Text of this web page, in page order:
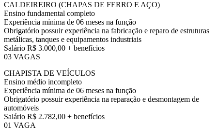
CALDEIREIRO (CHAPAS DE FERRO E AÇO)
Ensino fundamental completo
Experiência mínima de 06 meses na função
Obrigatório possuir experiência na fabricação e reparo de estruturas
metálicas, tanques e equipamentos industriais
Salário R$ 3.000,00 + benefícios
03 VAGAS
CHAPISTA DE VEÍCULOS
Ensino médio incompleto
Experiência mínima de 06 meses na função
Obrigatório possuir experiência na reparação e desmontagem de
automóveis
Salário R$ 2.782,00 + benefícios
01 VAGA